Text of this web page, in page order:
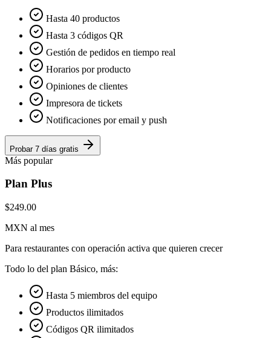
Hasta 40 productos
Hasta 3 códigos QR
Gestión de pedidos en tiempo real
Horarios por producto
Opiniones de clientes
Impresora de tickets
Notificaciones por email y push
Probar 7 días gratis
Más popular
Plan Plus
$249.00
MXN al mes
Para restaurantes con operación activa que quieren crecer
Todo lo del plan Básico, más:
Hasta 5 miembros del equipo
Productos ilimitados
Códigos QR ilimitados